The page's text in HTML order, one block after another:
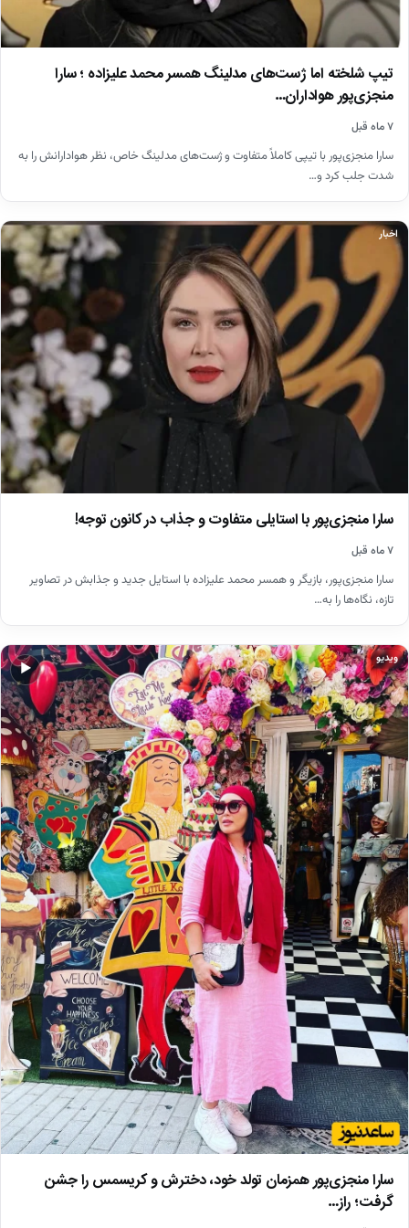
تیپ شلخته اما ژست‌های مدلینگ همسر محمد علیزاده ؛ سارا
منجزی‌پور هواداران…
۷ ماه قبل
سارا منجزی‌پور با تیپی کاملاً متفاوت و ژست‌های مدلینگ خاص، نظر هوادارانش را به
شدت جلب کرد و…
اخبار
سارا منجزی‌پور با استایلی متفاوت و جذاب در کانون توجه!
۷ ماه قبل
سارا منجزی‌پور، بازیگر و همسر محمد علیزاده با استایل جدید و جذابش در تصاویر
تازه، نگاه‌ها را به…
▶
ویدیو
سارا منجزی‌پور همزمان تولد خود، دخترش و کریسمس را جشن
گرفت؛ راز…